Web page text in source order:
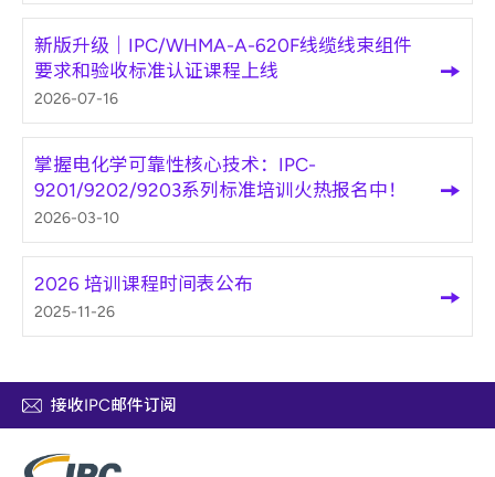
新版升级｜IPC/WHMA-A-620F线缆线束组件
要求和验收标准认证课程上线
2026-07-16
掌握电化学可靠性核心技术：IPC-
9201/9202/9203系列标准培训火热报名中！
2026-03-10
2026 培训课程时间表公布
2025-11-26
接收IPC邮件订阅